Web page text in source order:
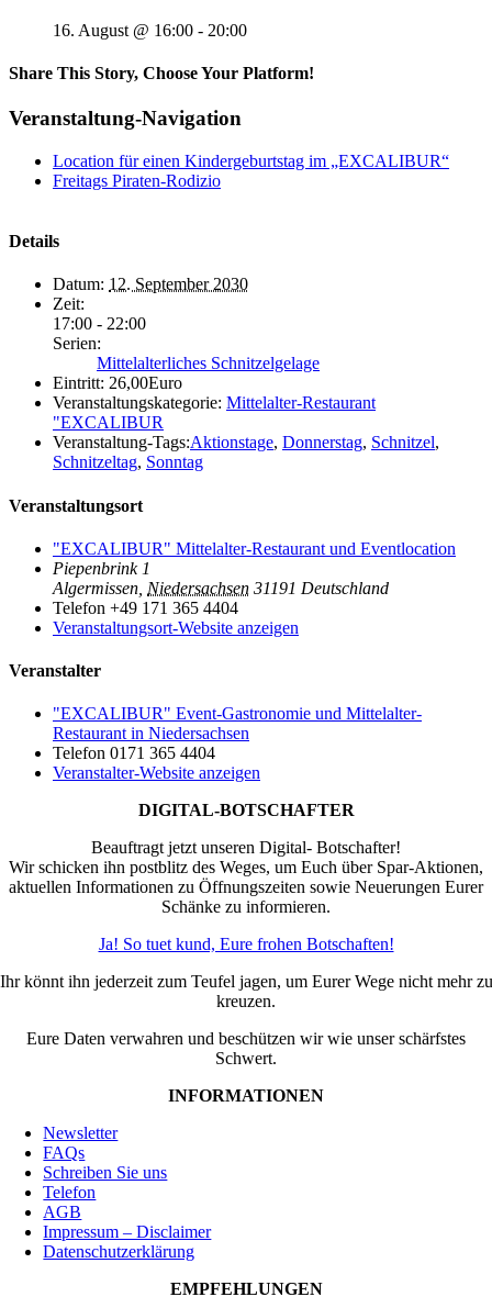
16. August @ 16:00 - 20:00
Share This Story, Choose Your Platform!
Veranstaltung-Navigation
Location für einen Kindergeburtstag im „EXCALIBUR“
Freitags Piraten-Rodizio
Details
Datum: 12. September 2030
Zeit:
17:00 - 22:00
Serien:
Mittelalterliches Schnitzelgelage
Eintritt: 26,00Euro
Veranstaltungskategorie: Mittelalter-Restaurant
"EXCALIBUR
Veranstaltung-Tags:Aktionstage, Donnerstag, Schnitzel,
Schnitzeltag, Sonntag
Veranstaltungsort
"EXCALIBUR" Mittelalter-Restaurant und Eventlocation
Piepenbrink 1
Algermissen Niedersachsen 31191 Deutschland
Telefon +49 171 365 4404
Veranstaltungsort-Website anzeigen
Veranstalter
"EXCALIBUR" Event-Gastronomie und Mittelalter-
Restaurant in Niedersachsen
Telefon 0171 365 4404
Veranstalter-Website anzeigen
DIGITAL-BOTSCHAFTER
Beauftragt jetzt unseren Digital- Botschafter!
Wir schicken ihn postblitz des Weges, um Euch über Spar-Aktionen,
aktuellen Informationen zu Öffnungszeiten sowie Neuerungen Eurer
Schänke zu informieren.
Ja! So tuet kund, Eure frohen Botschaften!
Ihr könnt ihn jederzeit zum Teufel jagen, um Eurer Wege nicht mehr zu
kreuzen.
Eure Daten verwahren und beschützen wir wie unser schärfstes
Schwert.
INFORMATIONEN
Newsletter
FAQs
Schreiben Sie uns
Telefon
AGB
Impressum – Disclaimer
Datenschutzerklärung
EMPFEHLUNGEN